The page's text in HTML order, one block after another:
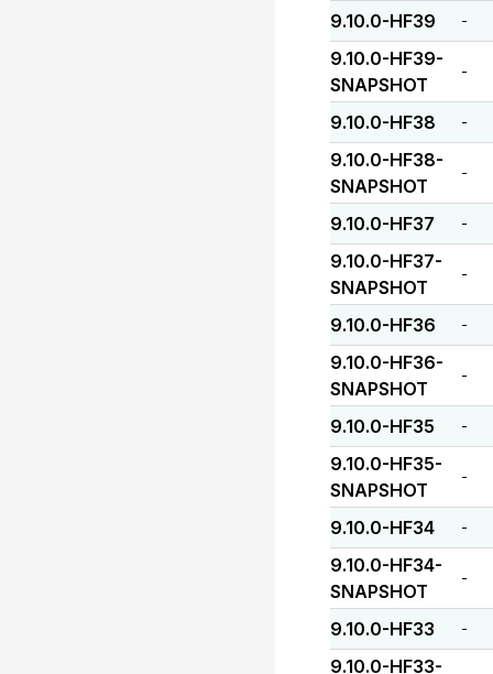
9.10.0-HF39 -
9.10.0-HF39-
SNAPSHOT
-
9.10.0-HF38 -
9.10.0-HF38-
SNAPSHOT
-
9.10.0-HF37 -
9.10.0-HF37-
SNAPSHOT
-
9.10.0-HF36 -
9.10.0-HF36-
SNAPSHOT
-
9.10.0-HF35 -
9.10.0-HF35-
SNAPSHOT
-
9.10.0-HF34 -
9.10.0-HF34-
SNAPSHOT
-
9.10.0-HF33 -
9.10.0-HF33-